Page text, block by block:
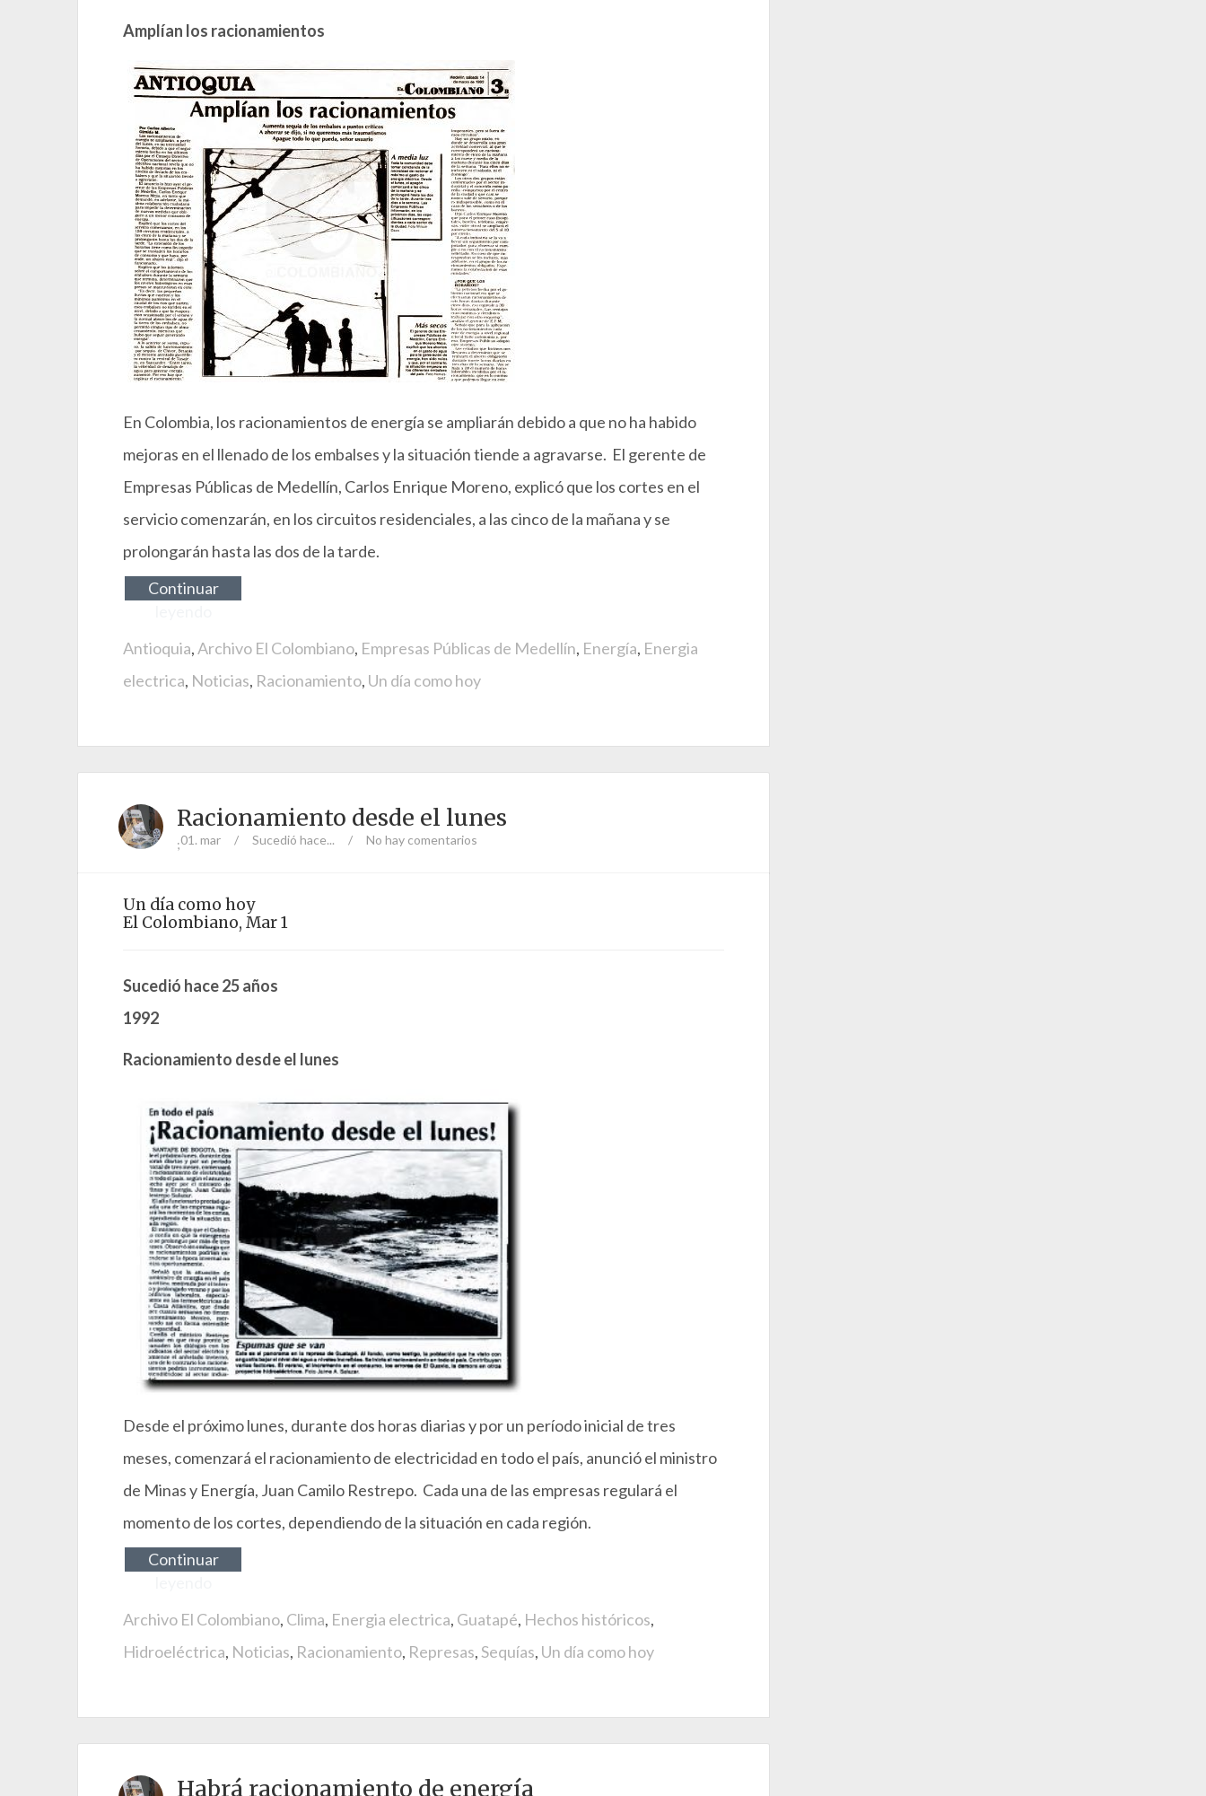
Amplían los racionamientos
En Colombia, los racionamientos de energía se ampliarán debido a que no ha habido
mejoras en el llenado de los embalses y la situación tiende a agravarse. El gerente de
Empresas Públicas de Medellín, Carlos Enrique Moreno, explicó que los cortes en el
servicio comenzarán, en los circuitos residenciales, a las cinco de la mañana y se
prolongarán hasta las dos de la tarde.
Continuar
Antioquia,Archivo El Colombiano, Empresas Públicas de Medellín, Energía, Energia
electrica, Noticias, Racionamiento, Un día como hoy
Racionamiento desde el lunes
;01. mar / Sucedió hace... / No hay comentarios
Un día como hoy
El Colombiano, Mar 1
Sucedió hace 25 años
1992
Racionamiento desde el lunes
Desde el próximo lunes, durante dos horas diarias y por un período inicial de tres
meses, comenzará el racionamiento de electricidad en todo el país, anunció el ministro
de Minas y Energía, Juan Camilo Restrepo. Cada una de las empresas regulará el
momento de los cortes, dependiendo de la situación en cada región.
Continuar
Archivo El Colombiano, Clima, Energia electrica, Guatapé, Hechos históricos,
Hidroeléctrica, Noticias, Racionamiento, Represas,Sequías, Un día como hoy
Habrá racionamiento de energía